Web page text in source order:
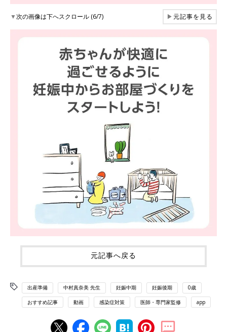
▼次の画像は下へスクロール (6/7) ▶元記事を見る
元記事へ戻る
出産準備 中村真奈美 先生 妊娠中期 妊娠後期 0歳
おすすめ記事 動画 感染症対策 医師・専門家監修 app